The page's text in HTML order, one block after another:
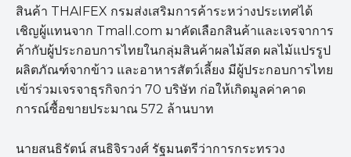
สินค้า THAIFEX กรมส่งเสริมการค้าระหว่างประเทศได้
เชิญผู้แทนจาก Tmall.com มาคัดเลือกสินค้าและเจรจาการ
ค้ากับผู้ประกอบการไทยในกลุ่มสินค้าผลไม้สด ผลไม้แปรรูป
ผลิตภัณฑ์จากข้าว และอาหารสัตว์เลี้ยง มีผู้ประกอบการไทย
เข้าร่วมเจรจาธุรกิจกว่า 70 บริษัท ก่อให้เกิดมูลค่าคาด
การณ์ซื้อขายประมาณ 572 ล้านบาท
นายสนธิรัตน์ สนธิจิรวงศ์ รัฐมนตรีว่าการกระทรวง